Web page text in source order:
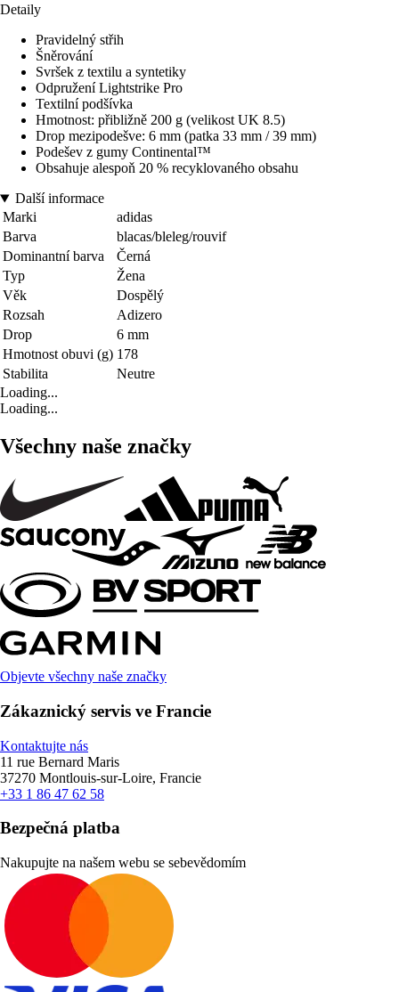
Detaily
Pravidelný střih
Šněrování
Svršek z textilu a syntetiky
Odpružení Lightstrike Pro
Textilní podšívka
Hmotnost: přibližně 200 g (velikost UK 8.5)
Drop mezipodešve: 6 mm (patka 33 mm / 39 mm)
Podešev z gumy Continental™
Obsahuje alespoň 20 % recyklovaného obsahu
Další informace
Marki
adidas
Barva
blacas/bleleg/rouvif
Dominantní barva
Černá
Typ
Žena
Věk
Dospělý
Rozsah
Adizero
Drop
6 mm
Hmotnost obuvi (g) 178
Stabilita
Neutre
Loading...
Loading...
Všechny naše značky
Objevte všechny naše značky
Zákaznický servis ve Francie
Kontaktujte nás
11 rue Bernard Maris
37270 Montlouis-sur-Loire, Francie
+33 1 86 47 62 58
Bezpečná platba
Nakupujte na našem webu se sebevědomím